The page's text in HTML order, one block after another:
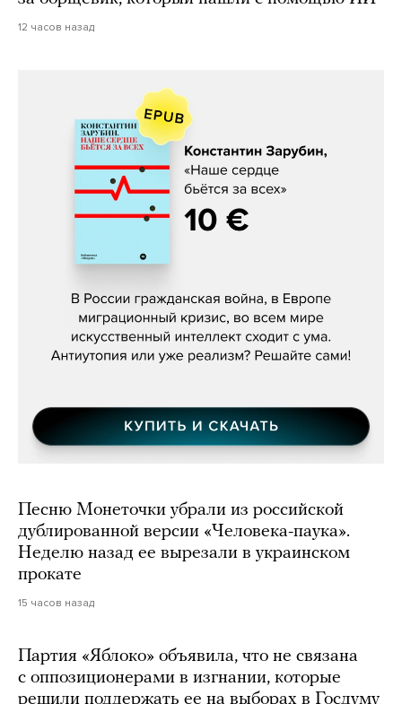
12 часов назад
Константин Зарубин, «Наше сердце
Песню Монеточки убрали из российской
дублированной версии «Человека-паука».
Неделю назад ее вырезали в украинском
прокате
15 часов назад
Партия «Яблоко» объявила, что не связана
с оппозиционерами в изгнании, которые
решили поддержать ее на выборах в Госдуму